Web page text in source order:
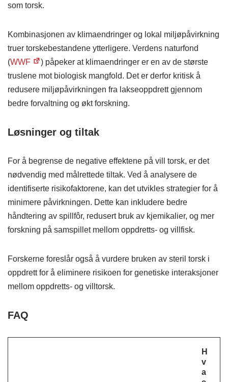
som torsk.
Kombinasjonen av klimaendringer og lokal miljøpåvirkning
truer torskebestandene ytterligere. Verdens naturfond
(WWF
) påpeker at klimaendringer er en av de største
truslene mot biologisk mangfold. Det er derfor kritisk å
redusere miljøpåvirkningen fra lakseoppdrett gjennom
bedre forvaltning og økt forskning​.
Løsninger og tiltak
For å begrense de negative effektene på vill torsk, er det
nødvendig med målrettede tiltak. Ved å analysere de
identifiserte risikofaktorene, kan det utvikles strategier for å
minimere påvirkningen. Dette kan inkludere bedre
håndtering av spillfôr, redusert bruk av kjemikalier, og mer
forskning på samspillet mellom oppdretts- og villfisk.
Forskerne foreslår også å vurdere bruken av steril torsk i
oppdrett for å eliminere risikoen for genetiske interaksjoner
mellom oppdretts- og villtorsk​.
FAQ
H
v
a